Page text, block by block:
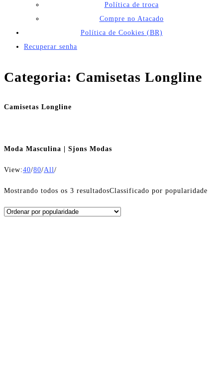
Política de troca
Compre no Atacado
Política de Cookies (BR)
Recuperar senha
Categoria: Camisetas Longline
Camisetas Longline
Moda Masculina | Sjons Modas
View:40/80/All/
Mostrando todos os 3 resultadosClassificado por popularidade